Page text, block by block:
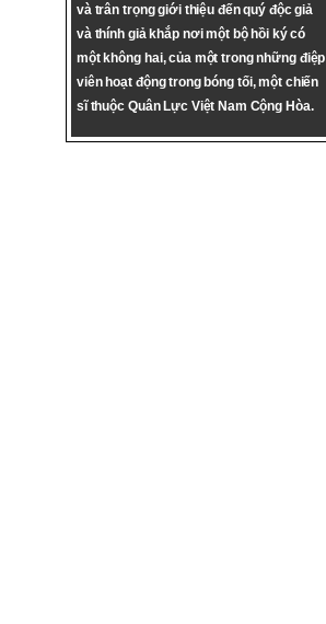
và trân trọng giới thiệu đến quý độc giả
và thính giả khắp nơi một bộ hồi ký có
một không hai, của một trong những điệp
viên hoạt động trong bóng tối, một chiến
sĩ thuộc Quân Lực Việt Nam Cộng Hòa.